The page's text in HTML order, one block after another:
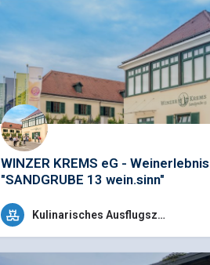
WINZER KREMS eG - Weinerlebnis
"SANDGRUBE 13 wein.sinn"
+43 (0)2732 8551133
Sandgrube 13, 3500 Krems, Österreich
Kulinarisches Ausflugsziel